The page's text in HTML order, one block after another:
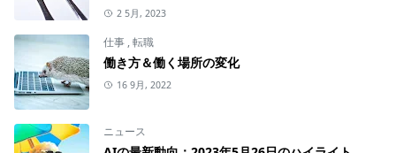
2 5月, 2023
仕事 ,転職
働き方＆働く場所の変化
16 9月, 2022
ニュース